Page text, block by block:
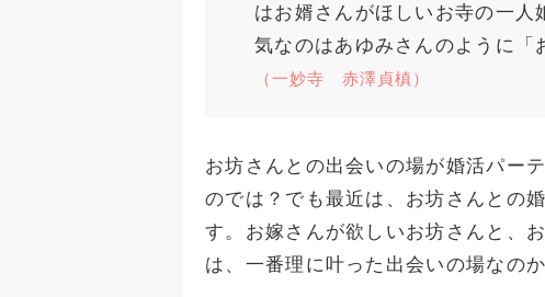
はお婿さんがほしいお寺の一人
気なのはあゆみさんのように「
（一妙寺 赤澤貞槙）
お坊さんとの出会いの場が婚活パー
のでは？でも最近は、お坊さんとの
す。お嫁さんが欲しいお坊さんと、
は、一番理に叶った出会いの場なの